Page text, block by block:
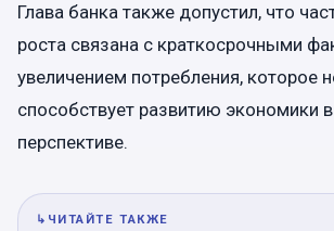
Глава банка также допустил, что
роста связана с краткосрочными
увеличением потребления, которое
способствует развитию экономики
перспективе.
↳ ЧИТАЙТЕ ТАКЖЕ